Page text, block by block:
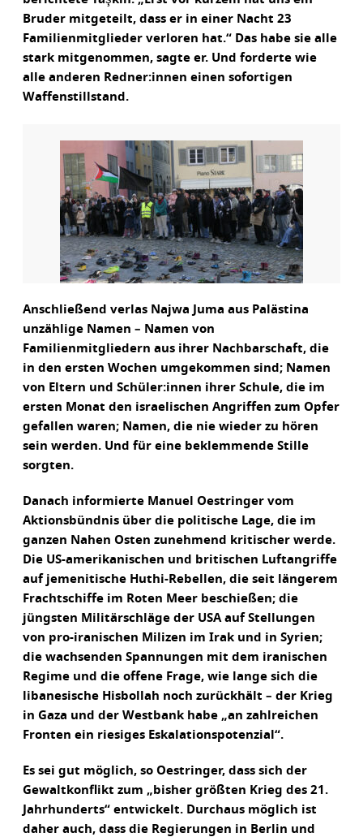
Bruder mitgeteilt, dass er in einer Nacht 23
Familienmitglieder verloren hat.“ Das habe sie alle
stark mitgenommen, sagte er. Und forderte wie
alle anderen Redner:innen einen sofortigen
Waffenstillstand.
Anschließend verlas Najwa Juma aus Palästina
unzählige Namen – Namen von
Familienmitgliedern aus ihrer Nachbarschaft, die
in den ersten Wochen umgekommen sind; Namen
von Eltern und Schüler:innen ihrer Schule, die im
ersten Monat den israelischen Angriffen zum Opfer
gefallen waren; Namen, die nie wieder zu hören
sein werden. Und für eine beklemmende Stille
sorgten.
Danach informierte Manuel Oestringer vom
Aktionsbündnis über die politische Lage, die im
ganzen Nahen Osten zunehmend kritischer werde.
Die US-amerikanischen und britischen Luftangriffe
auf jemenitische Huthi-Rebellen, die seit längerem
Frachtschiffe im Roten Meer beschießen; die
jüngsten Militärschläge der USA auf Stellungen
von pro-iranischen Milizen im Irak und in Syrien;
die wachsenden Spannungen mit dem iranischen
Regime und die offene Frage, wie lange sich die
libanesische Hisbollah noch zurückhält – der Krieg
in Gaza und der Westbank habe „an zahlreichen
Fronten ein riesiges Eskalationspotenzial“.
Es sei gut möglich, so Oestringer, dass sich der
Gewaltkonflikt zum „bisher größten Krieg des 21.
Jahrhunderts“ entwickelt. Durchaus möglich ist
daher auch, dass die Regierungen in Berlin und